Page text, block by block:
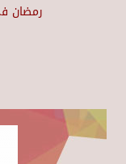
رمضان في